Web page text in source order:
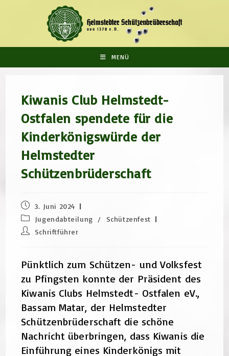
MENÜ
Kiwanis Club Helmstedt-
Ostfalen spendete für die
Kinderkönigswürde der
Helmstedter
Schützenbrüderschaft
Beitrag
veröffentlicht:
3. Juni 2024
Beitrags-
Kategorie:
Jugendabteilung /
Schützenfest
Beitrags-
Schriftführer
Pünktlich zum Schützen- und Volksfest
zu Pfingsten konnte der Präsident des
Kiwanis Clubs Helmstedt- Ostfalen eV.,
Bassam Matar, der Helmstedter
Schützenbrüderschaft die schöne
Nachricht überbringen, dass Kiwanis die
Einführung eines Kinderkönigs mit